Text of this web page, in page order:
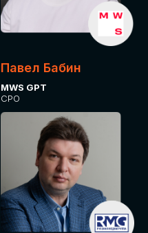
Павел Бабин
MWS GPT
CPO